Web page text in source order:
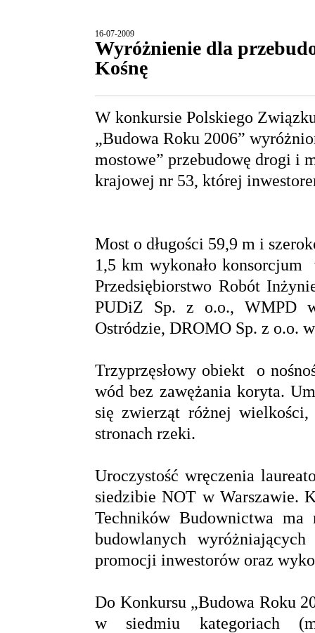
16-07-2009
Wyróżnienie dla
Kośnę
W konkursie Polskiego
„Budowa Roku 2006”
mostowe” przebudowę drogi i
krajowej nr 53, której
Most o długości 59,9 m i
1,5 km wykonało konsorcjum
Przedsiębiorstwo Robót
PUDiZ Sp. z o.o., WMPD
Ostródzie, DROMO Sp. z o.o.
Trzyprzęsłowy obiekt
o
wód bez zawężania koryta.
się zwierząt różnej
stronach rzeki.
Uroczystość wręczenia
siedzibie NOT w Warszawie.
Techników Budownictwa ma
budowlanych
promocji inwestorów oraz
Do Konkursu „Budowa Roku
w siedmiu kategoriach